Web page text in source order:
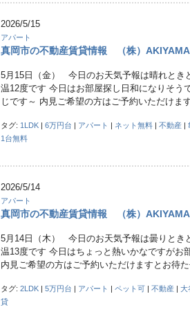
2026/5/15
アパート
真岡市の不動産賃貸情報 （株）AKIYAMA
5月15日（金） 今日のお天気予報は晴れとき
温12度です 今日はお部屋探し日和になりそう
じです～ 内見ご希望の方はご予約いただけ
タグ: 1LDK |6万円台 | アパート | ネット無料 |不動産 |
1台無料
2026/5/14
アパート
真岡市の不動産賃貸情報 （株）AKIYAMA
5月14日（木） 今日のお天気予報は曇りとき
温13度です 今日はちょっと熱いかなですがお
内見ご希望の方はご予約いただけますとお待
タグ:2LDK |5万円台 | アパート |ペット可 |不動産 |大
貸